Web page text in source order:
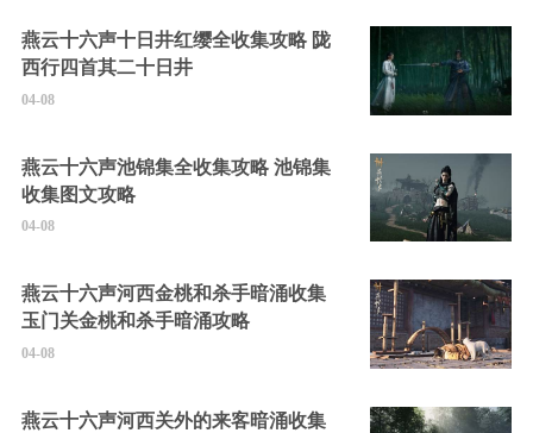
燕云十六声十日井红缨全收集攻略 陇
西行四首其二十日井
04-08
燕云十六声池锦集全收集攻略 池锦集
收集图文攻略
04-08
燕云十六声河西金桃和杀手暗涌收集
玉门关金桃和杀手暗涌攻略
04-08
燕云十六声河西关外的来客暗涌收集